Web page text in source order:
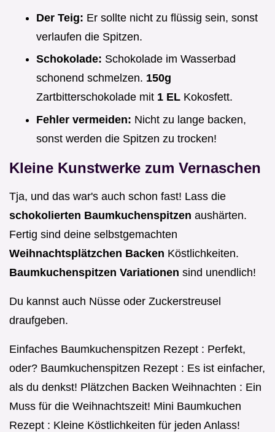
Der Teig: Er sollte nicht zu flüssig sein, sonst
verlaufen die Spitzen.
Schokolade: Schokolade im Wasserbad
schonend schmelzen. 150g
Zartbitterschokolade mit 1 EL Kokosfett.
Fehler vermeiden: Nicht zu lange backen,
sonst werden die Spitzen zu trocken!
Kleine Kunstwerke zum Vernaschen
Tja, und das war's auch schon fast! Lass die
schokolierten Baumkuchenspitzen aushärten.
Fertig sind deine selbstgemachten
Weihnachtsplätzchen Backen Köstlichkeiten.
Baumkuchenspitzen Variationen sind unendlich!
Du kannst auch Nüsse oder Zuckerstreusel
draufgeben.
Einfaches Baumkuchenspitzen Rezept : Perfekt,
oder? Baumkuchenspitzen Rezept : Es ist einfacher,
als du denkst! Plätzchen Backen Weihnachten : Ein
Muss für die Weihnachtszeit! Mini Baumkuchen
Rezept : Kleine Köstlichkeiten für jeden Anlass!